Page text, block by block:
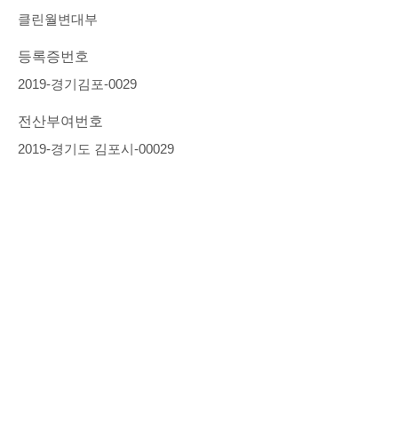
클린월변대부
등록증번호
2019-경기김포-0029
전산부여번호
2019-경기도 김포시-00029